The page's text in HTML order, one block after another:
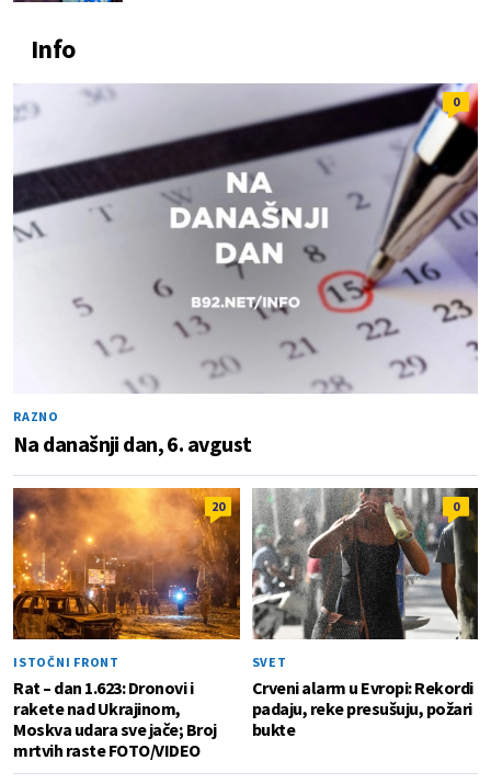
Info
0
RAZNO
Na današnji dan, 6. avgust
20
ISTOČNI FRONT
Rat – dan 1.623: Dronovi i
rakete nad Ukrajinom,
Moskva udara sve jače; Broj
mrtvih raste FOTO/VIDEO
0
SVET
Crveni alarm u Evropi: Rekordi
padaju, reke presušuju, požari
bukte